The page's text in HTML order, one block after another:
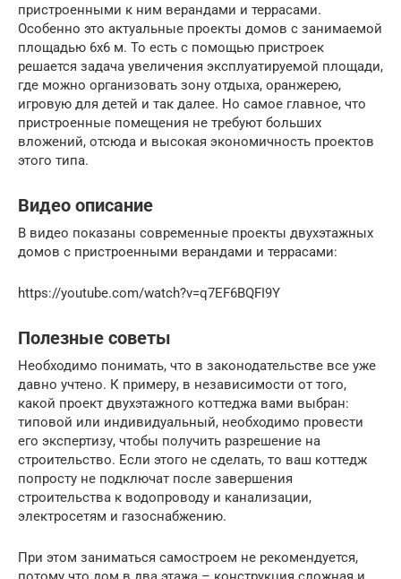
пристроенными к ним верандами и террасами.
Особенно это актуальные проекты домов с занимаемой
площадью 6х6 м. То есть с помощью пристроек
решается задача увеличения эксплуатируемой площади,
где можно организовать зону отдыха, оранжерею,
игровую для детей и так далее. Но самое главное, что
пристроенные помещения не требуют больших
вложений, отсюда и высокая экономичность проектов
этого типа.
Видео описание
В видео показаны современные проекты двухэтажных
домов с пристроенными верандами и террасами:
https://youtube.com/watch?v=q7EF6BQFI9Y
Полезные советы
Необходимо понимать, что в законодательстве все уже
давно учтено. К примеру, в независимости от того,
какой проект двухэтажного коттеджа вами выбран:
типовой или индивидуальный, необходимо провести
его экспертизу, чтобы получить разрешение на
строительство. Если этого не сделать, то ваш коттедж
попросту не подключат после завершения
строительства к водопроводу и канализации,
электросетям и газоснабжению.
При этом заниматься самостроем не рекомендуется,